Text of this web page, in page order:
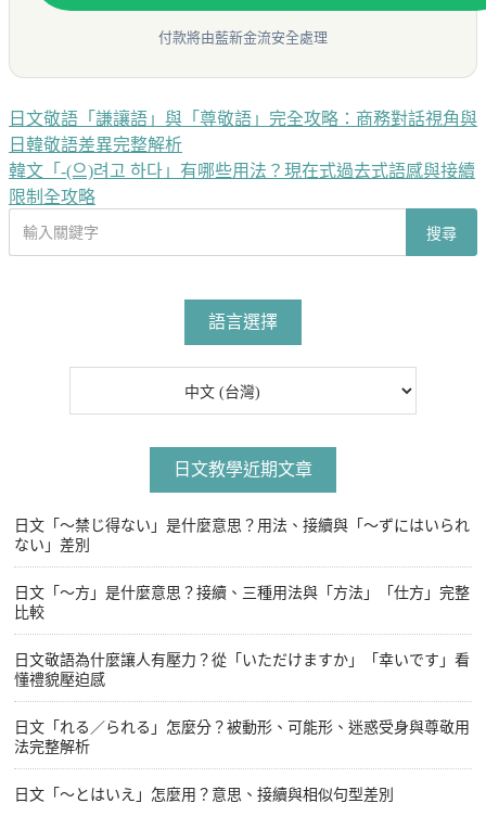
付款將由藍新金流安全處理
文
章
導
覽
日文敬語「謙讓語」與「尊敬語」完全攻略：商務對話視角與
日韓敬語差異完整解析
韓文「-(으)려고 하다」有哪些用法？現在式過去式語感與接續
限制全攻略
搜尋
語言選擇
日文教學近期文章
日文「〜禁じ得ない」是什麼意思？用法、接續與「〜ずにはいられ
ない」差別
日文「〜方」是什麼意思？接續、三種用法與「方法」「仕方」完整
比較
日文敬語為什麼讓人有壓力？從「いただけますか」「幸いです」看
懂禮貌壓迫感
日文「れる／られる」怎麼分？被動形、可能形、迷惑受身與尊敬用
法完整解析
日文「〜とはいえ」怎麼用？意思、接續與相似句型差別